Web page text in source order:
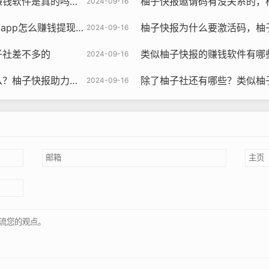
2024-09-16
么赚钱提现到微信 柚子快报为什么要激活码，
2024-09-16
差不多的 类似柚子快报的赚钱软件有哪些，类
2024-09-16
助力的昵称是什么 除了柚子社还有哪些？类似